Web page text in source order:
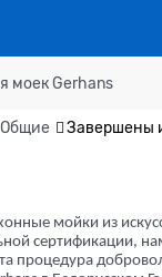
моек Gerhans
Общие Завершены
мойки из
сертификации,
процедура